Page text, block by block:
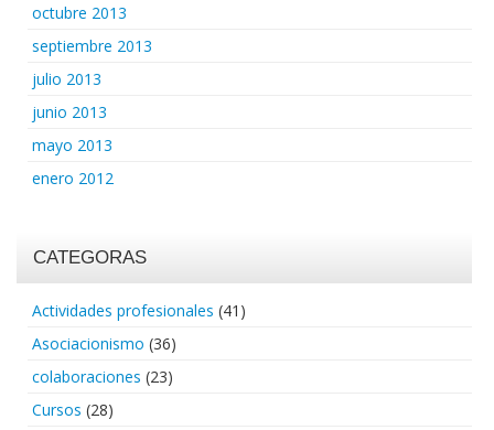
octubre 2013
septiembre 2013
julio 2013
junio 2013
mayo 2013
enero 2012
CATEGORAS
Actividades profesionales (41)
Asociacionismo (36)
colaboraciones (23)
Cursos (28)